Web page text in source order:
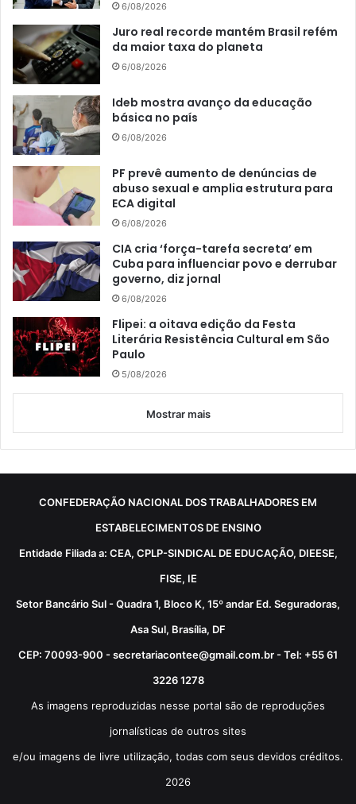
6/08/2026
Juro real recorde mantém Brasil refém
da maior taxa do planeta
6/08/2026
Ideb mostra avanço da educação
básica no país
6/08/2026
PF prevê aumento de denúncias de
abuso sexual e amplia estrutura para
ECA digital
6/08/2026
CIA cria ‘força-tarefa secreta’ em
Cuba para influenciar povo e derrubar
governo, diz jornal
6/08/2026
Flipei: a oitava edição da Festa
Literária Resistência Cultural em São
Paulo
5/08/2026
Mostrar mais
CONFEDERAÇÃO NACIONAL DOS TRABALHADORES EM
ESTABELECIMENTOS DE ENSINO
Entidade Filiada a: CEA, CPLP-SINDICAL DE EDUCAÇÃO, DIEESE,
FISE, IE
Setor Bancário Sul - Quadra 1, Bloco K, 15º andar Ed. Seguradoras,
Asa Sul, Brasília, DF
CEP: 70093-900 - secretariacontee@gmail.com.br - Tel: +55 61
3226 1278
As imagens reproduzidas nesse portal são de reproduções
jornalísticas de outros sites
e/ou imagens de livre utilização, todas com seus devidos créditos.
2026